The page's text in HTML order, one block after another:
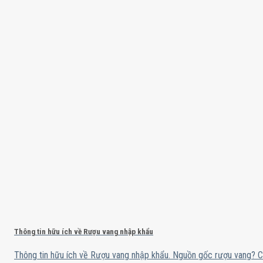
Thông tin hữu ích về Rượu vang nhập khẩu
Thông tin hữu ích về Rượu vang nhập khẩu. Nguồn gốc rượu vang?